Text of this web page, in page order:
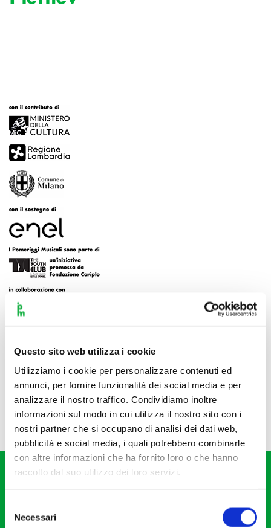
Questo sito web utilizza i cookie
Utilizziamo i cookie per personalizzare contenuti ed
annunci, per fornire funzionalità dei social media e per
analizzare il nostro traffico. Condividiamo inoltre
informazioni sul modo in cui utilizza il nostro sito con i
nostri partner che si occupano di analisi dei dati web,
pubblicità e social media, i quali potrebbero combinarle
con altre informazioni che ha fornito loro o che hanno
raccolto dal suo utilizzo dei loro servizi.
delNecessari